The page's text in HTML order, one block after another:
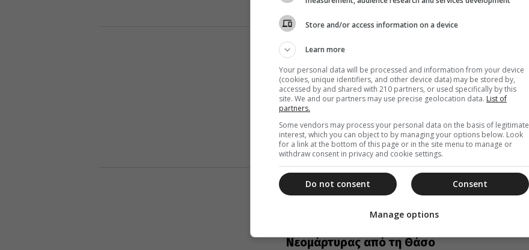
24 Φεβρουαρίου 2025
Άγιος Ιωάννης Πρόδρομος: Σήμερα 24
Φεβρουαρίου τιμάται η Μνήμη της Α’
και Β’ ευρέσεως της Κεφαλής Του
Η Εκκλησία τιμά σήμερα 24 Φεβρουαρίου την Α’ και Β’
Εύρεση της Τιμίας κεφαλής του Αγίου Ιωάννη του
Προδρόμου,...
20 Δεκεμβρίου 2024
Σήμερα 20 Δεκεμβρίου εορτάζει ο
Νεομάρτυρας από τη Θάσο
Store and/or access information on a device
Learn more
Your personal data will be processed and information from your device
(cookies, unique identifiers, and other device data) may be stored by,
accessed by and shared with 210 partners, or used specifically by this
site. We and our partners may use precise geolocation data. List of
partners.
Some vendors may process your personal data on the basis of legitimate
interest, which you can object to by managing your options below. Look
for a link at the bottom of this page or in the site menu to manage or
withdraw consent in privacy and cookie settings.
Consent
Do not consent
Manage options